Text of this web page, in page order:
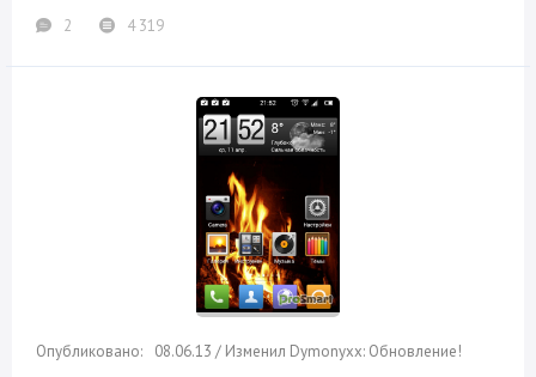
2
4 319
08.06.13 / Изменил Dymonyxx: Обновление!